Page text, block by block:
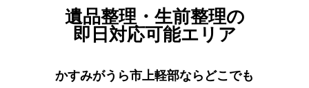
遺品整理・生前整理の
即日対応可能エリア
かすみがうら市上軽部ならどこでも